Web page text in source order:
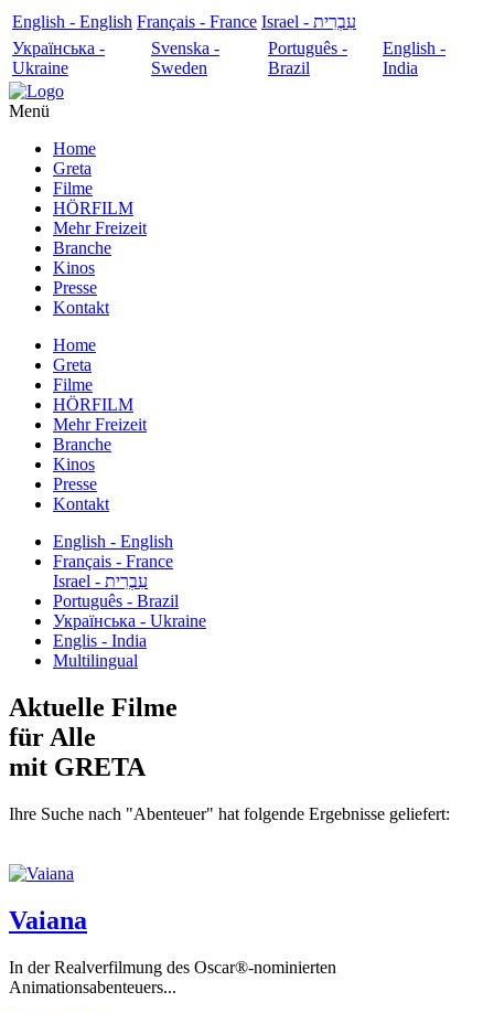
English - English Français - France
עִבְרִית - Israel
Українська -
Ukraine
Svenska -
Sweden
Português -
Brazil
English -
India
Menü
Home
Greta
Filme
HÖRFILM
Mehr Freizeit
Branche
Kinos
Presse
Kontakt
Home
Greta
Filme
HÖRFILM
Mehr Freizeit
Branche
Kinos
Presse
Kontakt
English - English
Français - France
עִבְרִית - Israel
Português - Brazil
Українська - Ukraine
Englis - India
Multilingual
Aktuelle Filme
für Alle
mit GRETA
Ihre Suche nach "Abenteuer" hat folgende Ergebnisse geliefert:
Vaiana
In der Realverfilmung des Oscar®-nominierten
Animationsabenteuers...